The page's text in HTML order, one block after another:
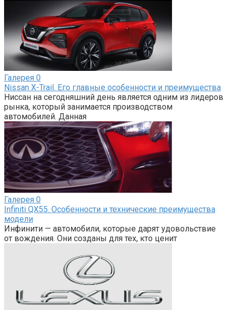
Галерея 0
Nissan X-Trail. Его главные особенности и преимущества
Ниссан на сегодняшний день является одним из лидеров
рынка, который занимается производством
автомобилей. Данная
Галерея 0
Infiniti QX55. Особенности и технические преимущества
модели
Инфинити — автомобили, которые дарят удовольствие
от вождения. Они созданы для тех, кто ценит